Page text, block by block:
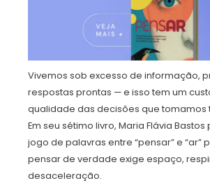
Vivemos sob excesso de informação,
respostas prontas — e isso tem um
qualidade das decisões que tomamos
Em seu sétimo livro, Maria Flávia
jogo de palavras entre “pensar” e “ar”
pensar de verdade exige espaço,
desaceleração.